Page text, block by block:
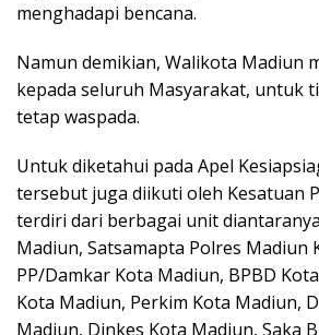
menghadapi bencana.
Namun demikian, Walikota Madiun
kepada seluruh Masyarakat, untuk
tetap waspada.
Untuk diketahui pada Apel
tersebut juga diikuti oleh Kesatuan
terdiri dari berbagai unit
Madiun, Satsamapta Polres Madiun
PP/Damkar Kota Madiun, BPBD
Kota Madiun, Perkim Kota Madiun,
Madiun, Dinkes Kota Madiun, Saka